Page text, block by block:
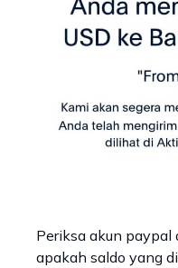
Periksa akun paypal
apakah saldo yang